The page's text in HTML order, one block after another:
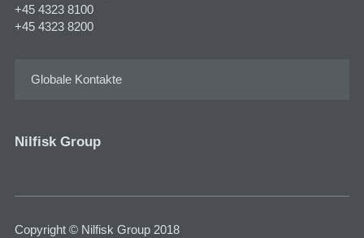
+45 4323 8100
+45 4323 8200
Globale Kontakte
Nilfisk Group
Copyright © Nilfisk Group 2018